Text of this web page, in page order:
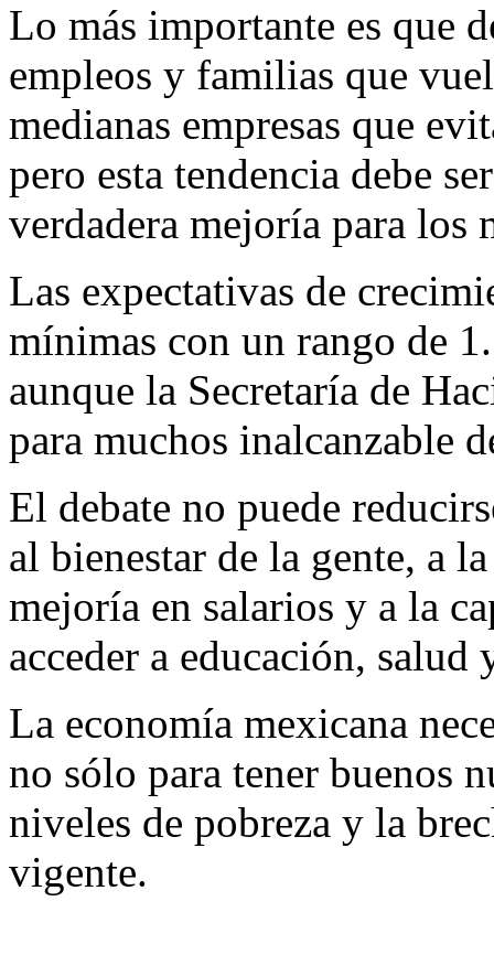
Lo más importante es que
empleos y familias que
medianas empresas que
pero esta tendencia debe
verdadera mejoría para los
Las expectativas de
mínimas con un rango de
aunque la Secretaría de
para muchos inalcanzable
El debate no puede
al bienestar de la gente, a
mejoría en salarios y a la
acceder a educación, salud
La economía mexicana
no sólo para tener buenos
niveles de pobreza y la
vigente.